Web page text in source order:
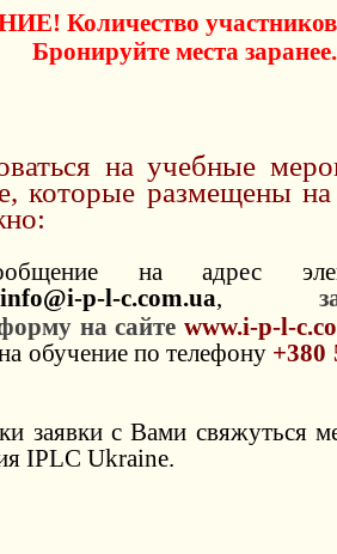
Количество участников
Бронируйте места заранее.
на учебные
которые размещены
на адрес
info@i-p-l-c.com.ua,
на сайте www.i-p-l-
обучение по телефону +380
заявки с Вами свяжуться
IPLC Ukraine.